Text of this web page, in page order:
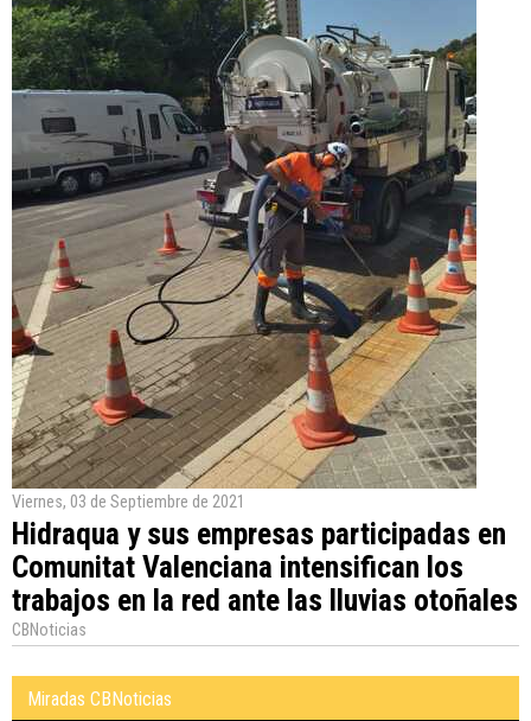
Viernes, 03 de Septiembre de 2021
Hidraqua y sus empresas participadas en
Comunitat Valenciana intensifican los
trabajos en la red ante las lluvias otoñales
CBNoticias
Miradas CBNoticias